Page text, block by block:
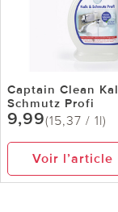
Captain Clean
Schmutz Profi
9,99(15,37 / 1l)
Voir l’article